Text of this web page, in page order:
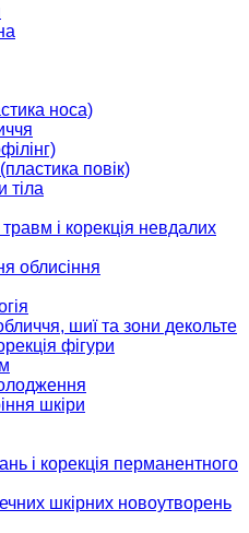
носа)
повік)
тіла
і корекція невдалих
облисіння
шиї та зони декольте
фігури
шкіри
і корекція перманентного
шкірних новоутворень